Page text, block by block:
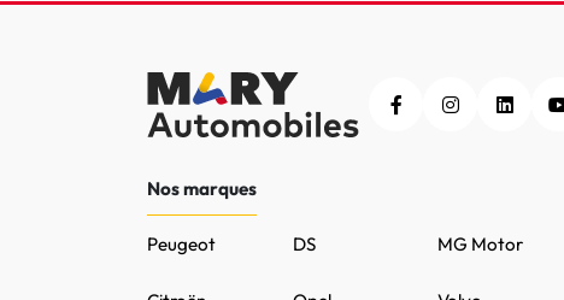
Nos marques
Peugeot DS MG Motor